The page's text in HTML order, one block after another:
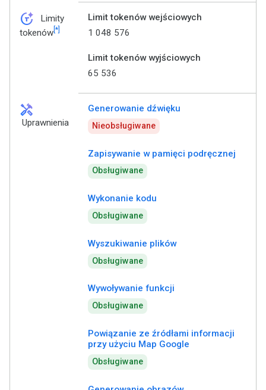
token_auto
Limity
tokenów[*]
Limit tokenów wejściowych
1 048 576
Limit tokenów wyjściowych
65 536
handyman
Uprawnienia
Generowanie dźwięku
Nieobsługiwane
Zapisywanie w pamięci podręcznej
Obsługiwane
Wykonanie kodu
Obsługiwane
Wyszukiwanie plików
Obsługiwane
Wywoływanie funkcji
Obsługiwane
Powiązanie ze źródłami informacji
przy użyciu Map Google
Obsługiwane